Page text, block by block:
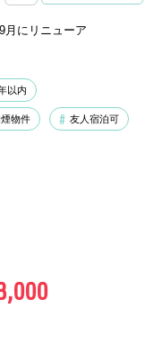
月にリニューア
以内
物件 友人宿泊可